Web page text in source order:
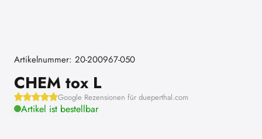
Artikelnummer: 20-200967-050
CHEM tox L
Google Rezensionen für dueperthal.com
Artikel ist bestellbar